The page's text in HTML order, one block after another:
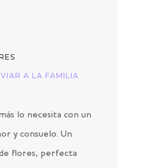
A LA FAMILIA
lo necesita con un
y consuelo. Un
flores, perfecta